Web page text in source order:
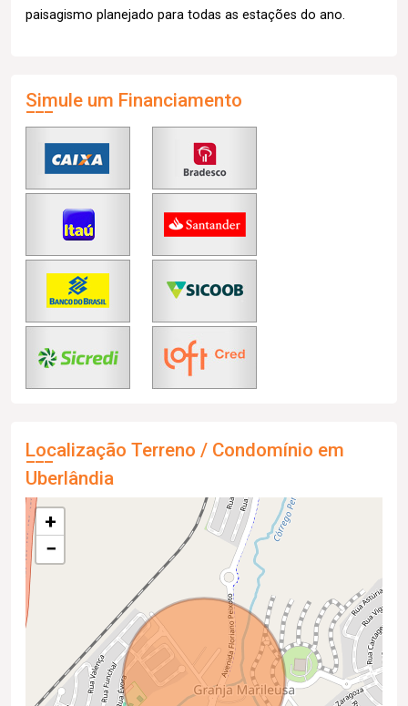
paisagismo planejado para todas as estações do ano.
Simule um Financiamento
Localização Terreno / Condomínio em
Uberlândia
+
−